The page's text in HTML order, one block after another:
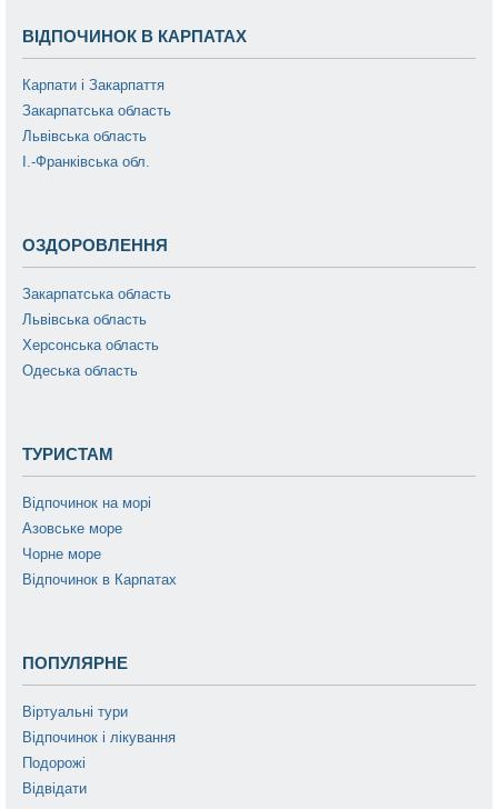
ВІДПОЧИНОК В КАРПАТАХ
Карпати і Закарпаття
Закарпатська область
Львівська область
І.-Франківська обл.
ОЗДОРОВЛЕННЯ
Закарпатська область
Львівська область
Херсонська область
Одеська область
ТУРИСТАМ
Відпочинок на морі
Азовське море
Чорне море
Відпочинок в Карпатах
ПОПУЛЯРНЕ
Віртуальні тури
Відпочинок і лікування
Подорожі
Відвідати